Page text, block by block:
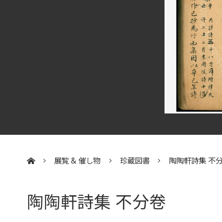
展覧 & 催し物 珍蔵図書 陶陶軒詩集 不
陶陶軒詩集 不分卷